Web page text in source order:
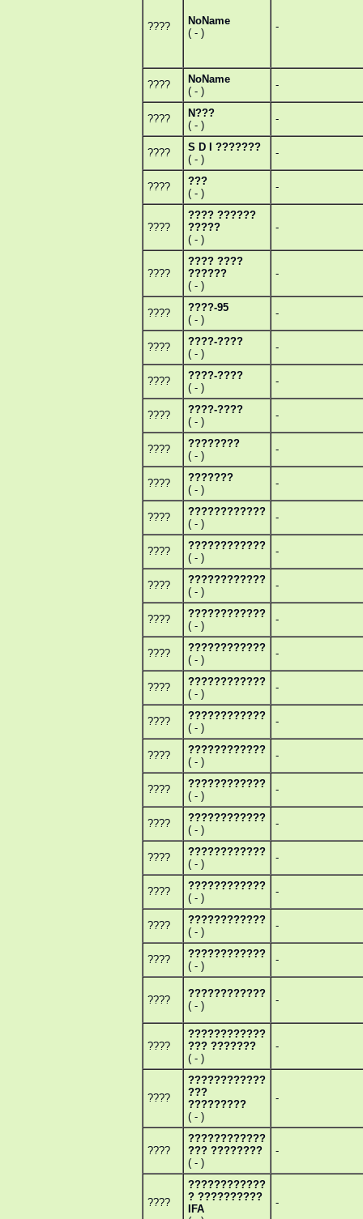
????
NoName
( - )
-
????
NoName
( - )
-
????
N???
( - )
-
????
S D I ???????
( - )
-
????
???
( - )
-
????
???? ??????
?????
( - )
-
????
???? ????
??????
( - )
-
????
????-95
( - )
-
????
????-????
( - )
-
????
????-????
( - )
-
????
????-????
( - )
-
????
????????
( - )
-
????
???????
( - )
-
????
????????????
( - )
-
????
????????????
( - )
-
????
????????????
( - )
-
????
????????????
( - )
-
????
????????????
( - )
-
????
????????????
( - )
-
????
????????????
( - )
-
????
????????????
( - )
-
????
????????????
( - )
-
????
????????????
( - )
-
????
????????????
( - )
-
????
????????????
( - )
-
????
????????????
( - )
-
????
????????????
( - )
-
????
????????????
( - )
-
????
????????????
??? ???????
( - )
-
????
????????????
???
?????????
( - )
-
????
????????????
??? ????????
( - )
-
????
????????????
? ??????????
IFA
-